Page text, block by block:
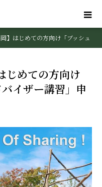
】はじめての方向け「ブッシュ
じめての方向け
バイザー講習」申